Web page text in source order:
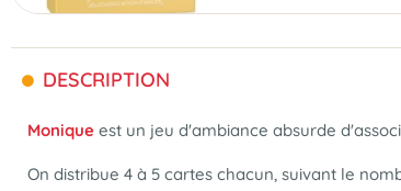
DESCRIPTION
Monique est un jeu d'ambiance absurde
On distribue 4 à 5 cartes chacun, suivant le